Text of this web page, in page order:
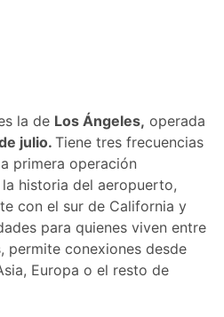
la de Los Ángeles, operada
julio. Tiene tres frecuencias
primera operación
historia del aeropuerto,
con el sur de California y
para quienes viven entre
permite conexiones desde
Europa o el resto de